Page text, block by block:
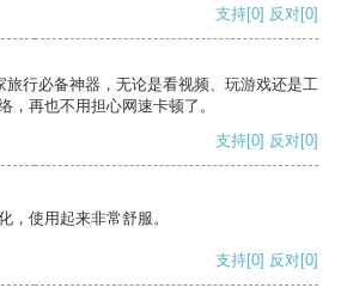
支持[0] 反对[0]
旅行必备神器，无论是看视频、玩游戏还是工
，再也不用担心网速卡顿了。
支持[0] 反对[0]
，使用起来非常舒服。
支持[0] 反对[0]